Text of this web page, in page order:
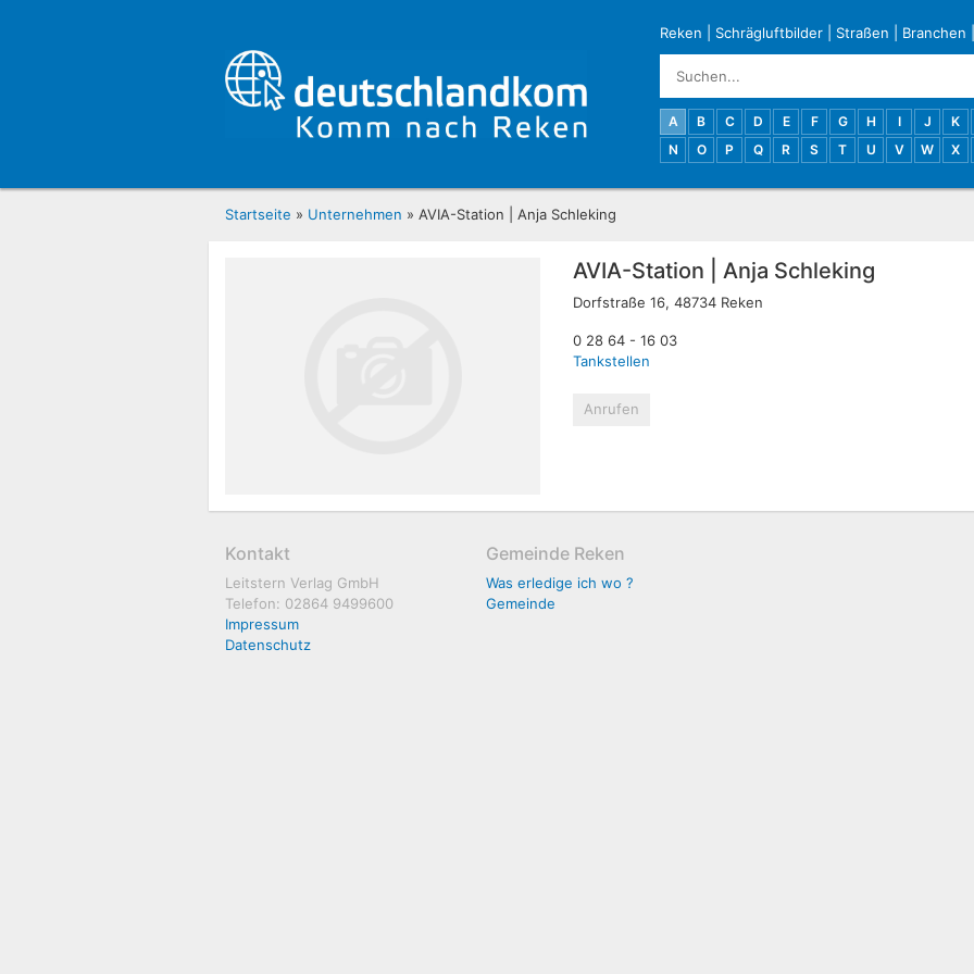
Reken Schrägluftbilder Straßen Branchen
A B C D E F G H I J K
N
O P Q R S T U V W X
Startseite » Unternehmen » AVIA-Station | Anja Schleking
AVIA-Station | Anja Schleking
Dorfstraße 16, 48734 Reken
0 28 64 - 16 03
Tankstellen
Anrufen
Kontakt
Leitstern Verlag GmbH
Telefon: 02864 9499600
Impressum
Datenschutz
Gemeinde Reken
Was erledige ich wo ?
Gemeinde